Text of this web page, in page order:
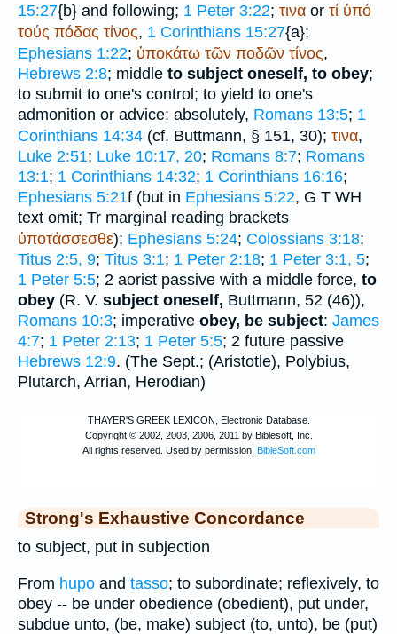
15:27{b} and following; 1 Peter 3:22; τινα or τί ὑπό
τούς πόδας τίνος, 1 Corinthians 15:27{a};
Ephesians 1:22; ὑποκάτω τῶν ποδῶν τίνος,
Hebrews 2:8; middle to subject oneself, to obey;
to submit to one's control; to yield to one's
admonition or advice: absolutely, Romans 13:5; 1
Corinthians 14:34 (cf. Buttmann, § 151, 30); τινα,
Luke 2:51; Luke 10:17, 20; Romans 8:7; Romans
13:1; 1 Corinthians 14:32; 1 Corinthians 16:16;
Ephesians 5:21f (but in Ephesians 5:22, G T WH
text omit; Tr marginal reading brackets
ὑποτάσσεσθε); Ephesians 5:24; Colossians 3:18;
Titus 2:5, 9; Titus 3:1; 1 Peter 2:18; 1 Peter 3:1, 5;
1 Peter 5:5; 2 aorist passive with a middle force, to
obey (R. V. subject oneself, Buttmann, 52 (46)),
Romans 10:3; imperative obey, be subject: James
4:7; 1 Peter 2:13; 1 Peter 5:5; 2 future passive
Hebrews 12:9. (The Sept.; (Aristotle), Polybius,
Plutarch, Arrian, Herodian)
Strong's Exhaustive Concordance
to subject, put in subjection
From hupo and tasso; to subordinate; reflexively, to
obey -- be under obedience (obedient), put under,
subdue unto, (be, make) subject (to, unto), be (put)